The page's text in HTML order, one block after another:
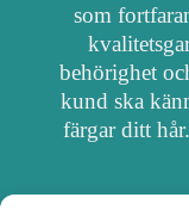
som
behörighet
kund ska
färgar ditt